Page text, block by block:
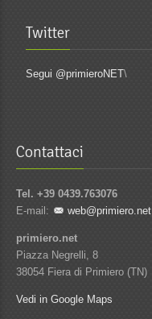
Twitter
Segui @primieroNET\
Contattaci
Tel. +39 0439.763076
E-mail:
web@primiero.net
primiero.net
Piazza Negrelli, 8
38054 Fiera di Primiero (TN)
Vedi in Google Maps